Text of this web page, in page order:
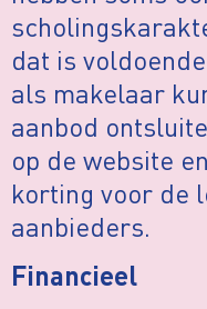
dat is
als makelaar
aanbod
op de website
korting voor de
aanbieders.
Financieel